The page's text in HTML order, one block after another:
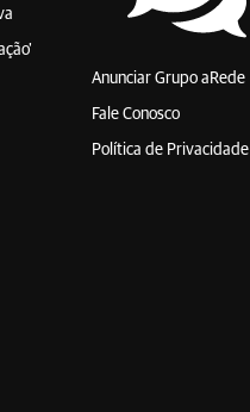
Anunciar Grupo aRede
Fale Conosco
Política de Privacidade